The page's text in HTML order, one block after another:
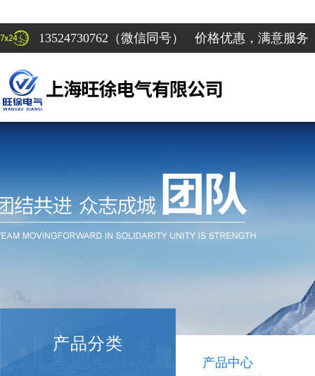
13524730762（微信同号） 价格优惠，满意服务
产品分类
产品中心